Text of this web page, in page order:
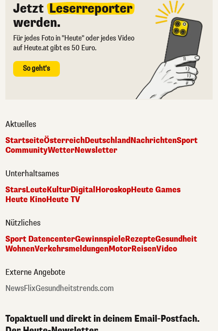
Jetzt Leserreporter
werden.
Für jedes Foto in "Heute" oder jedes Video
auf Heute.at gibt es 50 Euro.
So geht's
Aktuelles
StartseiteÖsterreichDeutschlandNachrichtenSport
CommunityWetterNewsletter
Unterhaltsames
StarsLeuteKulturDigital HoroskopHeute Games
Heute KinoHeute TV
Nützliches
Sport DatencenterGewinnspieleRezepteGesundheit
WohnenVerkehrsmeldungenMotorReisenVideo
Externe Angebote
NewsFlixGesundheitstrends.com
Topaktuell und direkt in deinem Email-Postfach.